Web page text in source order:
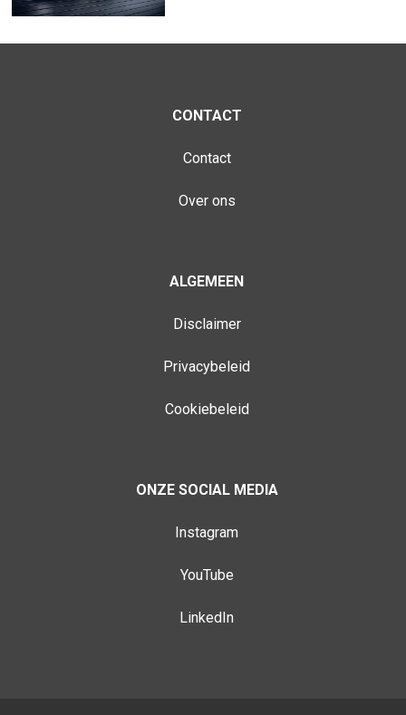
CONTACT
Contact
Over ons
ALGEMEEN
Disclaimer
Privacybeleid
Cookiebeleid
ONZE SOCIAL MEDIA
Instagram
YouTube
LinkedIn